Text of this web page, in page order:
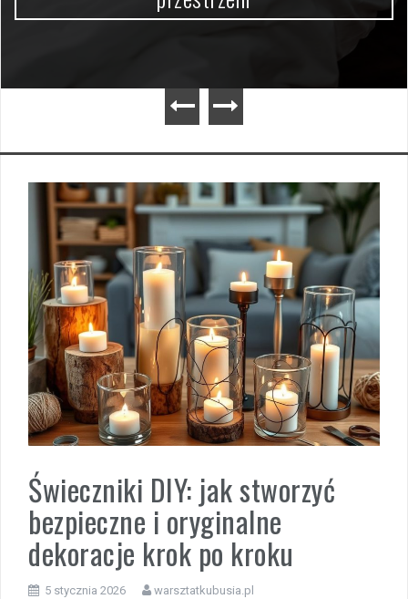
Świeczniki DIY: jak stworzyć
bezpieczne i oryginalne
dekoracje krok po kroku
5 stycznia 2026 warsztatkubusia.pl